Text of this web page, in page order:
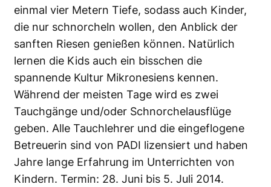
einmal vier Metern Tiefe, sodass auch Kinder,
die nur schnorcheln wollen, den Anblick der
sanften Riesen genießen können. Natürlich
lernen die Kids auch ein bisschen die
spannende Kultur Mikronesiens kennen.
Während der meisten Tage wird es zwei
Tauchgänge und/oder Schnorchelausflüge
geben. Alle Tauchlehrer und die eingeflogene
Betreuerin sind von PADI lizensiert und haben
Jahre lange Erfahrung im Unterrichten von
Kindern. Termin: 28. Juni bis 5. Juli 2014.